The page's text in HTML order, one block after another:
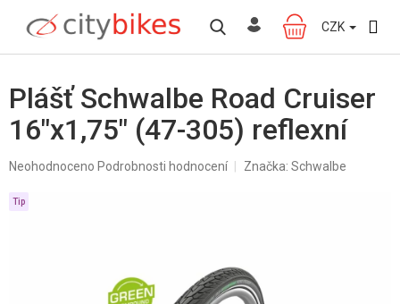
obsah
NÁKUPNÍ
KOŠÍK
CZK
Plášť Schwalbe Road Cruiser
16"x1,75" (47-305) reflexní
Průměrné
produktu
Neohodnoceno Podrobnosti hodnocení Značka: Schwalbe
Tip